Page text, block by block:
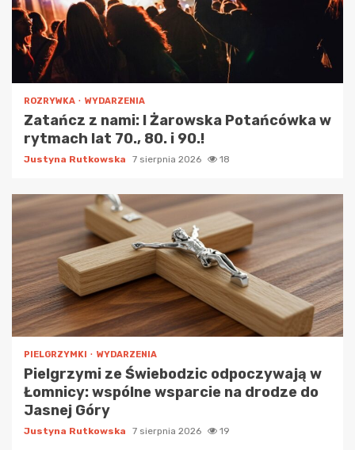
ROZRYWKA WYDARZENIA
Zatańcz z nami: I Żarowska Potańcówka w
rytmach lat 70., 80. i 90.!
Justyna Rutkowska 7 sierpnia 2026 18
PIELGRZYMKI WYDARZENIA
Pielgrzymi ze Świebodzic odpoczywają w
Łomnicy: wspólne wsparcie na drodze do
Jasnej Góry
Justyna Rutkowska 7 sierpnia 2026 19